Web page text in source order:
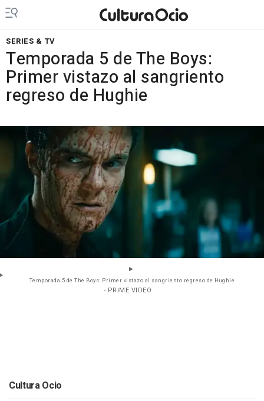
SERIES & TV
Temporada 5 de The Boys:
Primer vistazo al sangriento
regreso de Hughie
Temporada 5 de The Boys: Primer vistazo al sangriento regreso de Hughie
- PRIME VIDEO
Cultura Ocio